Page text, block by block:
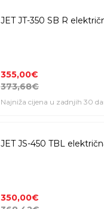
JET JT-350 SB R
355,00€
373,68€
Najniža cijena u zadnjih 30
JET JS-450 TBL
350,00€